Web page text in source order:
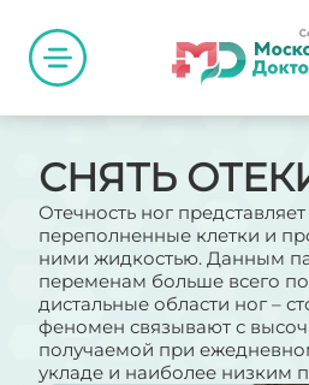
СНЯТЬ
Отечность ног
переполненные клетки и
ними жидкостью. Данным
переменам больше всего
дистальные области ног –
феномен связывают с
получаемой при
укладе и наиболее низким